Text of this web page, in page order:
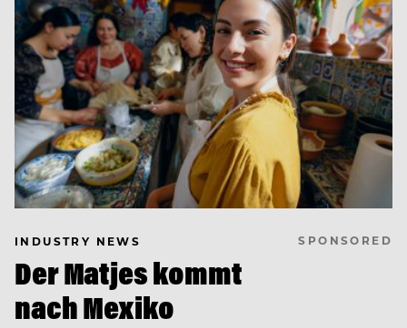
INDUSTRY NEWS SPONSORED
Der Matjes kommt
nach Mexiko